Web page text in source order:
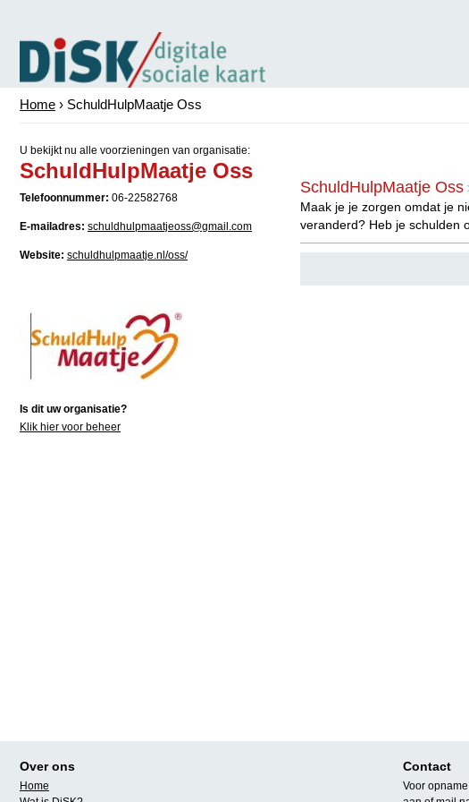
Home › SchuldHulpMaatje Oss
U bekijkt nu alle voorzieningen van organisatie:
SchuldHulpMaatje Oss
Telefoonnummer: 06-22582768
E-mailadres: schuldhulpmaatjeoss@gmail.com
Website: schuldhulpmaatje.nl/oss/
Is dit uw organisatie?
Klik hier voor beheer
SchuldHulpMaatje Oss
Maak je je zorgen omdat je
veranderd? Heb je schulden
Over ons
Home
Contact
Voor